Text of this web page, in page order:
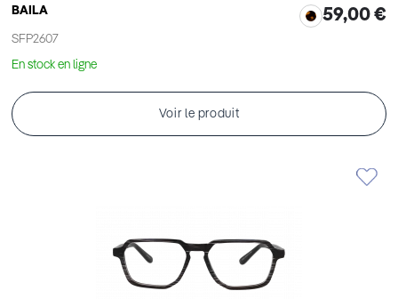
BAILA
SFP2607
59,00 €
En stock en ligne
Voir le produit